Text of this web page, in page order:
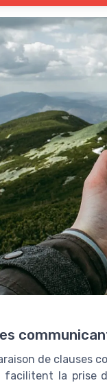
de clauses
facilitent la prise